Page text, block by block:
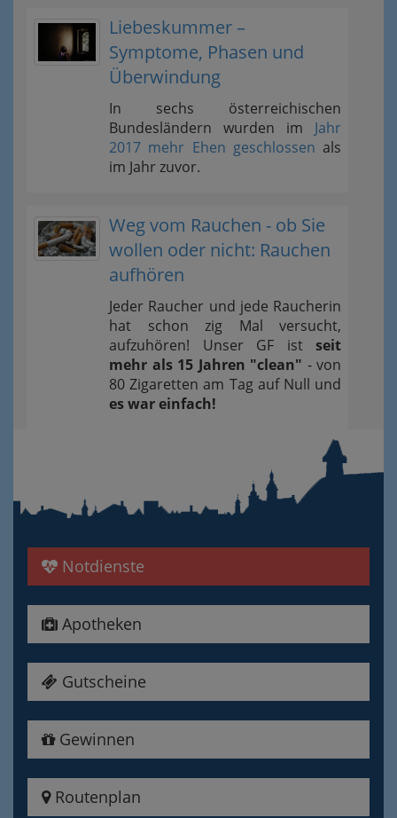
Liebeskummer –
Symptome, Phasen und
Überwindung
In sechs österreichischen
Bundesländern wurden im Jahr
2017 mehr Ehen geschlossen als
im Jahr zuvor.
Weg vom Rauchen - ob Sie
wollen oder nicht: Rauchen
aufhören
Jeder Raucher und jede Raucherin
hat schon zig Mal versucht,
aufzuhören! Unser GF ist seit
mehr als 15 Jahren "clean" - von
80 Zigaretten am Tag auf Null und
es war einfach!
Notdienste
Apotheken
Gutscheine
Gewinnen
Routenplan